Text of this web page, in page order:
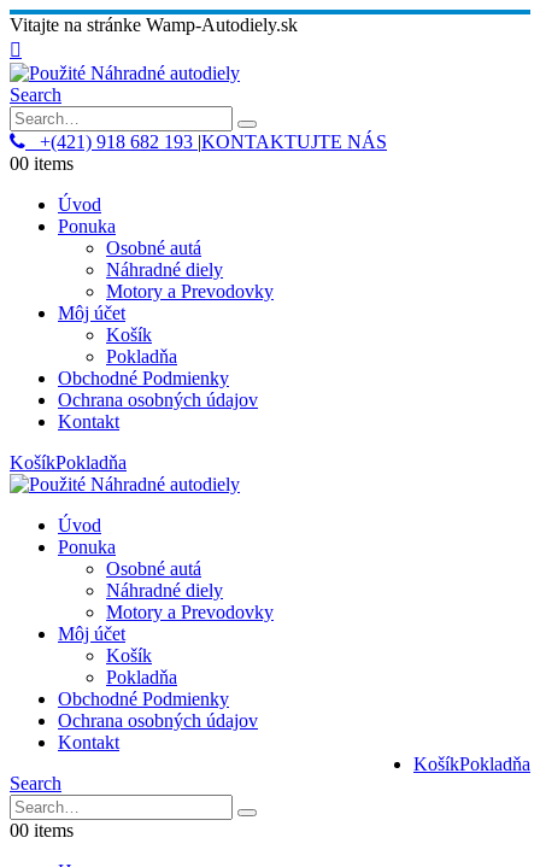
Vitajte na stránke Wamp-Autodiely.sk
Search
+(421) 918 682 193 |KONTAKTUJTE NÁS
00 items
Úvod
Ponuka
Osobné autá
Náhradné diely
Motory a Prevodovky
Môj účet
Košík
Pokladňa
Obchodné Podmienky
Ochrana osobných údajov
Kontakt
KošíkPokladňa
Úvod
Ponuka
Osobné autá
Náhradné diely
Motory a Prevodovky
Môj účet
Košík
Pokladňa
Obchodné Podmienky
Ochrana osobných údajov
Kontakt
KošíkPokladňa
Search
00 items